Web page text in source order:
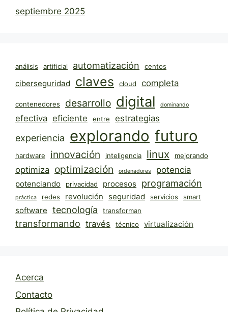
septiembre 2025
análisis artificial automatización centos
ciberseguridad claves cloud completa
contenedores desarrollo digital dominando
efectiva eficiente entre estrategias
experiencia explorando futuro
hardware innovación inteligencia linux mejorando
optimiza optimización ordenadores potencia
potenciando privacidad procesos programación
práctica redes revolución seguridad servicios smart
software tecnología transforman
transformando través técnico virtualización
Acerca
Contacto